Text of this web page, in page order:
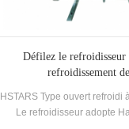
Défilez le refroidisseur
refroidissement
HSTARS Type ouvert refroidi
Le refroidisseur adopte